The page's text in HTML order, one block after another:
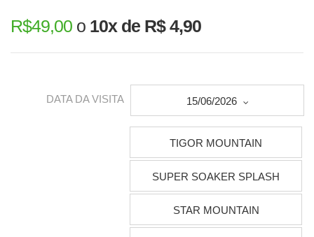
R$49,00 o 10x de R$ 4,90
DATA DA VISITA 15/06/2026
TIGOR MOUNTAIN
SUPER SOAKER SPLASH
STAR MOUNTAIN